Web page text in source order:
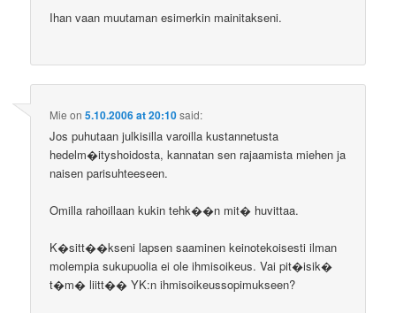
Ihan vaan muutaman esimerkin mainitakseni.
Mie on5.10.2006 at 20:10said:
Jos puhutaan julkisilla varoilla kustannetusta
hedelm�ityshoidosta, kannatan sen rajaamista miehen ja
naisen parisuhteeseen.
Omilla rahoillaan kukin tehk��n mit� huvittaa.
K�sitt��kseni lapsen saaminen keinotekoisesti ilman
molempia sukupuolia ei ole ihmisoikeus. Vai pit�isik�
t�m� liitt�� YK:n ihmisoikeussopimukseen?